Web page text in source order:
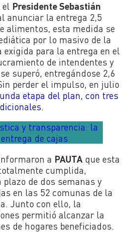
el Presidente Sebastián
anunciar la entrega 2,5
alimentos, esta medida se
por lo masivo de la
para la entrega en el
de intendentes y
superó, entregándose 2,6
perder el impulso, en julio
etapa del plan, con tres
.
y transparencia: la
de cajas
a PAUTA que esta
cumplida,
plazo de dos semanas y
en las 52 comunas de la
Junto con ello, la
permitió alcanzar la
de hogares beneficiados.